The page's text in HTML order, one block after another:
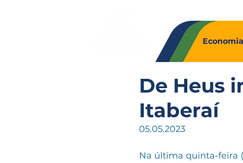
De Heus
Itaberaí
05.05.2023
Na última quinta-feira